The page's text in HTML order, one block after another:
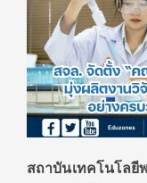
สถาบันเทคโนโลยี